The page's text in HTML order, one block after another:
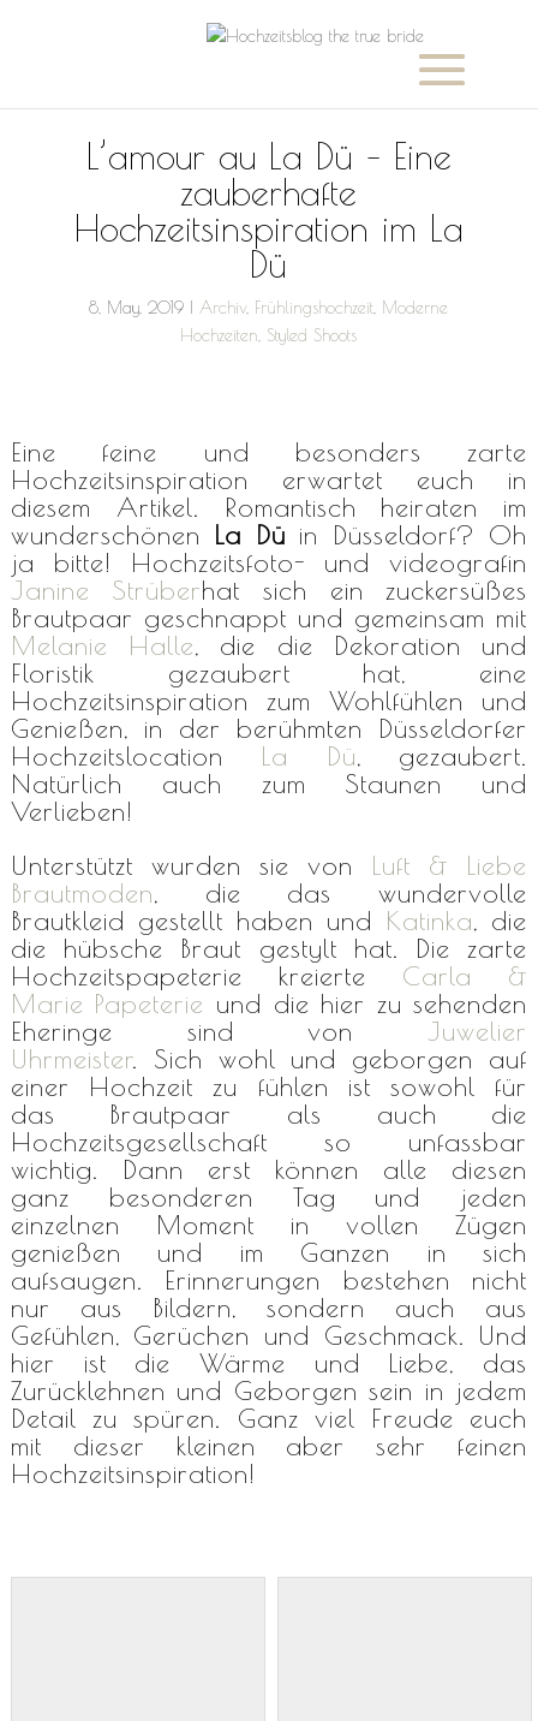
L’amour au La Dü – Eine
zauberhafte
Hochzeitsinspiration im La
Dü
8, May, 2019 Archiv, Frühlingshochzeit Moderne
Hochzeiten Styled Shoots
Eine feine und besonders zarte
Hochzeitsinspiration erwartet euch in
diesem Artikel. Romantisch heiraten im
wunderschönen La Dü in Düsseldorf? Oh
ja bitte! Hochzeitsfoto- und videografin
Janine Strüberhat sich ein zuckersüßes
Brautpaar geschnappt und gemeinsam mit
Melanie Halle, die die Dekoration und
Floristik gezaubert hat, eine
Hochzeitsinspiration zum Wohlfühlen und
Genießen, in der berühmten Düsseldorfer
Hochzeitslocation La Dü, gezaubert.
Natürlich auch zum Staunen und
Verlieben!
Unterstützt wurden sie von Luft & Liebe
Brautmoden, die das wundervolle
Brautkleid gestellt haben und Katinka, die
die hübsche Braut gestylt hat. Die zarte
Hochzeitspapeterie kreierte Carla &
Marie Papeterie und die hier zu sehenden
Eheringe sind vonJuwelier
Uhrmeister. Sich wohl und geborgen auf
einer Hochzeit zu fühlen ist sowohl für
das Brautpaar als auch die
Hochzeitsgesellschaft so unfassbar
wichtig. Dann erst können alle diesen
ganz besonderen Tag und jeden
einzelnen Moment in vollen Zügen
genießen und im Ganzen in sich
aufsaugen. Erinnerungen bestehen nicht
nur aus Bildern, sondern auch aus
Gefühlen, Gerüchen und Geschmack. Und
hier ist die Wärme und Liebe, das
Zurücklehnen und Geborgen sein in jedem
Detail zu spüren. Ganz viel Freude euch
mit dieser kleinen aber sehr feinen
Hochzeitsinspiration!